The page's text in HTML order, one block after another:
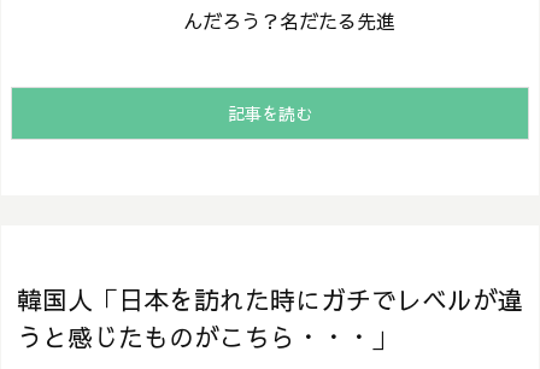
んだろう？名だたる先進
記事を読む
韓国人「日本を訪れた時にガチでレベルが違
うと感じたものがこちら・・・」